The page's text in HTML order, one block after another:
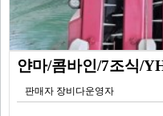
얀마/콤바인/7조식/
판매자 장비다운영자